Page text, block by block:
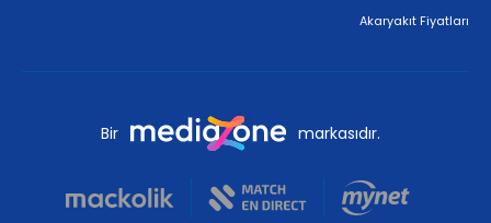
Akaryakıt Fiyatları
Bir markasıdır.